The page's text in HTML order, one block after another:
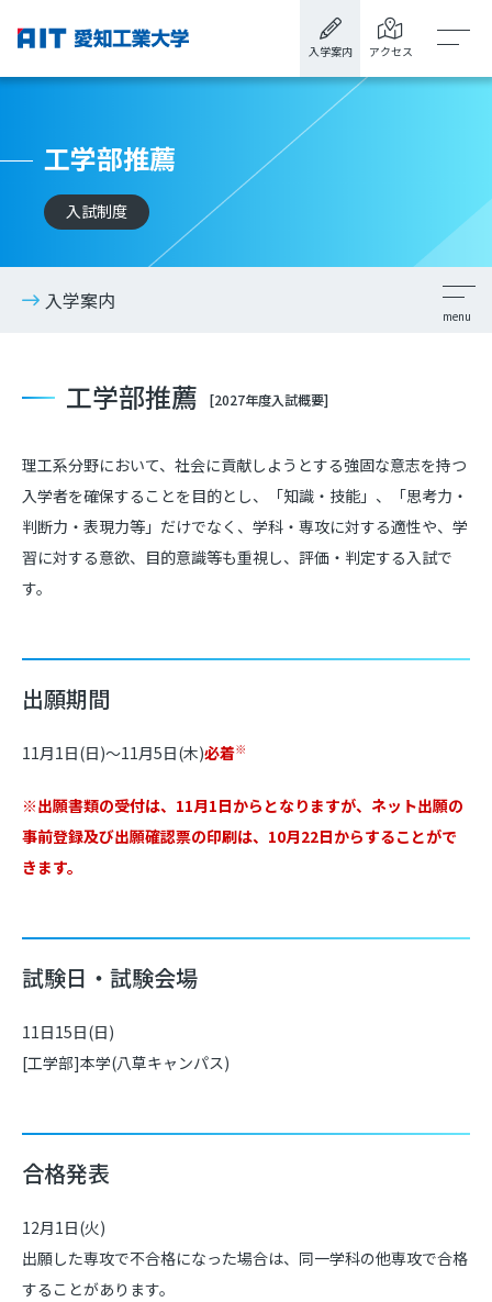
入学案内 アクセス
工学部推薦
入試制度
入学案内
工学部推薦 [2027年度入試概要]
理工系分野において、社会に貢献しようとする強固な意志を持つ
入学者を確保することを目的とし、「知識・技能」、「思考力・
判断力・表現力等」だけでなく、学科・専攻に対する適性や、学
習に対する意欲、目的意識等も重視し、評価・判定する入試で
す。
出願期間
11月1日(日)～11月5日(木)必着※
※出願書類の受付は、11月1日からとなりますが、ネット出願の
事前登録及び出願確認票の印刷は、10月22日からすることがで
きます。
試験日・試験会場
11日15日(日)
[工学部]本学(八草キャンパス)
合格発表
12月1日(火)
出願した専攻で不合格になった場合は、同一学科の他専攻で合格
することがあります。